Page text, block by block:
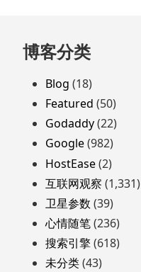
跳
至
页
脚
博客分类
Blog (18)
Featured (50)
Godaddy(22)
Google(982)
HostEase(2)
互联网观察 (1,331)
卫星参数 (39)
心情随笔(236)
搜索引擎(618)
未分类(43)